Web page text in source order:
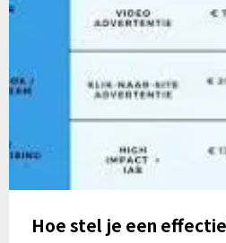
Hoe stel je een